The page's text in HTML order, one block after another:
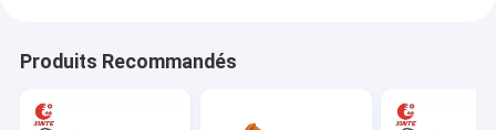
Produits Recommandés